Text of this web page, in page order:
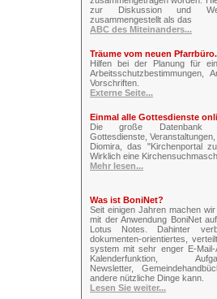
zur Diskussion und
zusammengestellt als das
ABC des Miteinanders...
Träume vom neuen
Hilfen bei der Planung für
Arbeitsschutzbestimmungen,
Vorschriften.
Externe Seite...
Einmal alle Gottesdienste
Die große Datenbank
Gottesdienste,
Diomira, das "Kirchenportal
Wirklich eine
Mehr lesen...
Was ist BoniNet?
Seit einigen Jahren machen
mit der Anwendung BoniNet
Lotus Notes. Dahinter
dokumenten-orientiertes,
system mit sehr enger E-Mail-
Kalenderfunktion,
Newsletter,
andere nützliche Dinge kann.
Lesen Sie weiter...